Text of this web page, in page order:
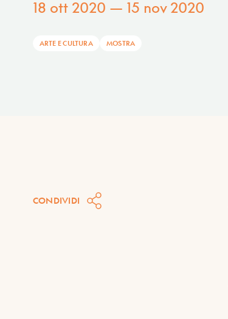
18 ott 2020 — 15 nov 2020
ARTE E CULTURA MOSTRA
CONDIVIDI